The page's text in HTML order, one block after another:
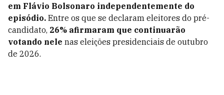
em Flávio Bolsonaro independentemente do
episódio. Entre os que se declaram eleitores do pré-
candidato, 26% afirmaram que continuarão
votando nele nas eleições presidenciais de outubro
de 2026.